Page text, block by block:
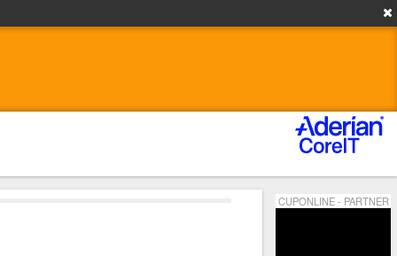
CUPONLINE - PARTNER